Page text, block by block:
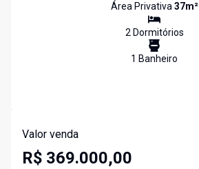
Área Privativa37m²
2Dormitórios
1 Banheiro
Valor venda
R$ 369.000,00